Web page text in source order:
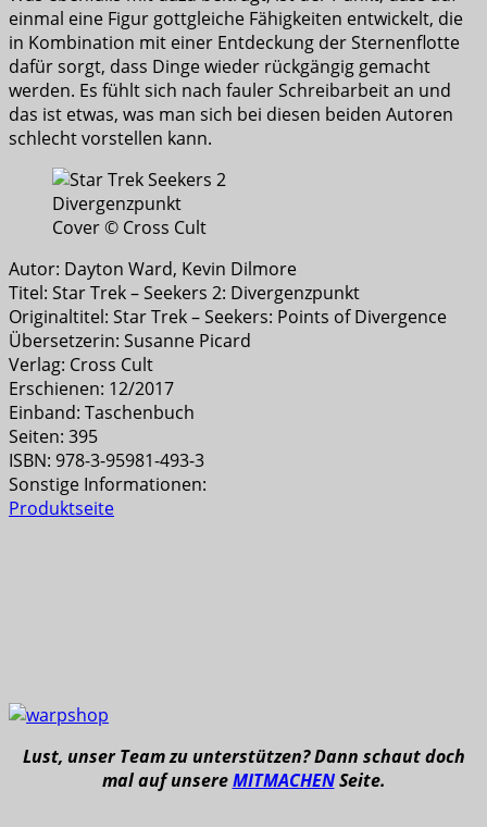
einmal eine Figur gottgleiche Fähigkeiten entwickelt, die
in Kombination mit einer Entdeckung der Sternenflotte
dafür sorgt, dass Dinge wieder rückgängig gemacht
werden. Es fühlt sich nach fauler Schreibarbeit an und
das ist etwas, was man sich bei diesen beiden Autoren
schlecht vorstellen kann.
Cover © Cross Cult
Autor: Dayton Ward, Kevin Dilmore
Titel: Star Trek – Seekers 2: Divergenzpunkt
Originaltitel: Star Trek – Seekers: Points of Divergence
Übersetzerin: Susanne Picard
Verlag: Cross Cult
Erschienen: 12/2017
Einband: Taschenbuch
Seiten: 395
ISBN: 978-3-95981-493-3
Sonstige Informationen:
Produktseite
Lust, unser Team zu unterstützen? Dann schaut doch
mal auf unsereMITMACHENSeite.